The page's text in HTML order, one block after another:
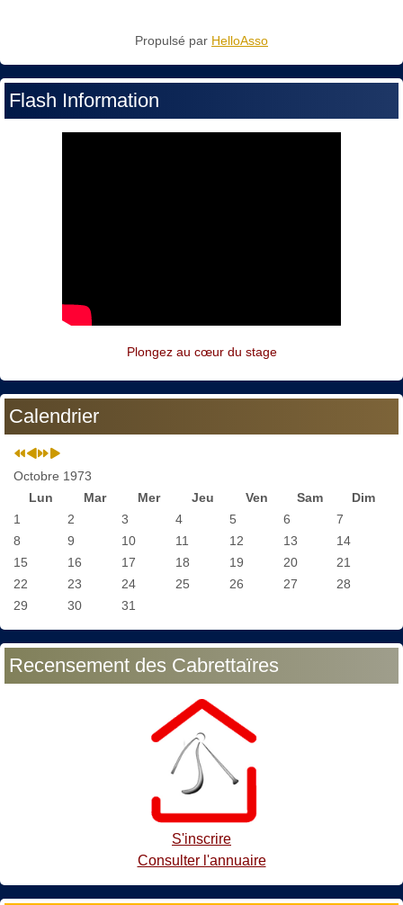
Propulsé par HelloAsso
Flash Information
Plongez au cœur du stage
Calendrier
Octobre 1973
Lun
Mar Mer Jeu Ven Sam
Dim
1
2 3 4 5 6
7
8
9 10 11 12 13
14
15
16 17 18 19 20
21
22
23 24 25 26 27
28
29
30 31
Recensement des Cabrettaïres
S'inscrire
Consulter l'annuaire